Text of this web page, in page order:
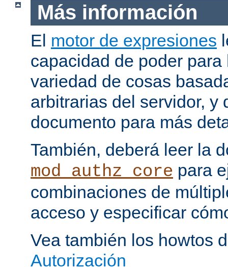
Más información
El motor de expresiones
capacidad de poder
variedad de cosas
arbitrarias del servidor, y
documento para más
También, deberá leer la
mod_authz_core para
combinaciones de
acceso y especificar
Vea también los howtos
Autorización